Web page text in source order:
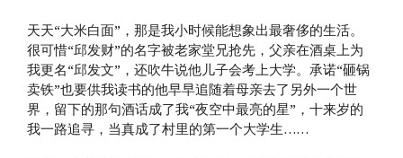
天天“大米白面”，那是我小时候能想象出最奢侈的生活。
很可惜“邱发财”的名字被老家堂兄抢先，父亲在酒桌上为
我更名“邱发文”，还吹牛说他儿子会考上大学。承诺“砸锅
卖铁”也要供我读书的他早早追随着母亲去了另外一个世
界，留下的那句酒话成了我“夜空中最亮的星”，十来岁的
我一路追寻，当真成了村里的第一个大学生……